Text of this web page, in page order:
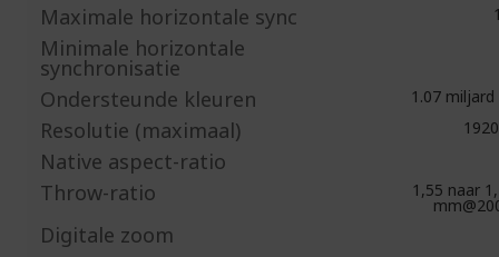
Maximale horizontale sync
Minimale horizontale
synchronisatie
Ondersteunde kleuren 1.07
Resolutie (maximaal)
Native aspect-ratio
Throw-ratio
1,55 naar
Digitale zoom